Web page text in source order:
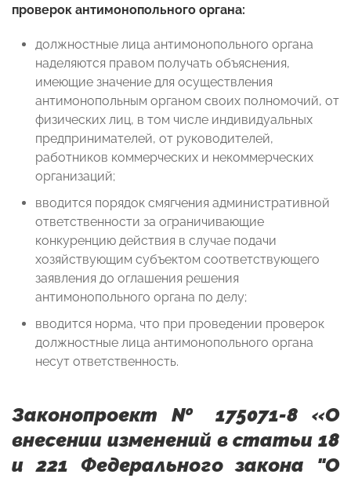
проверок антимонопольного органа:
должностные лица антимонопольного органа
наделяются правом получать объяснения,
имеющие значение для осуществления
антимонопольным органом своих полномочий, от
физических лиц, в том числе индивидуальных
предпринимателей, от руководителей,
работников коммерческих и некоммерческих
организаций;
вводится порядок смягчения административной
ответственности за ограничивающие
конкуренцию действия в случае подачи
хозяйствующим субъектом соответствующего
заявления до оглашения решения
антимонопольного органа по делу;
вводится норма, что при проведении проверок
должностные лица антимонопольного органа
несут ответственность.
Законопроект № 175071-8 «О
внесении изменений в статьи 18
и 221 Федерального закона "О